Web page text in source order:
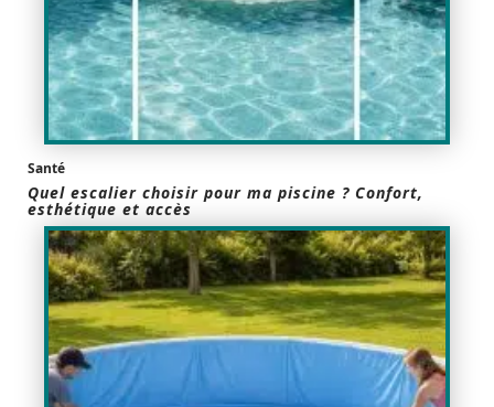
Santé
Quel escalier choisir pour ma piscine ? Confort,
esthétique et accès